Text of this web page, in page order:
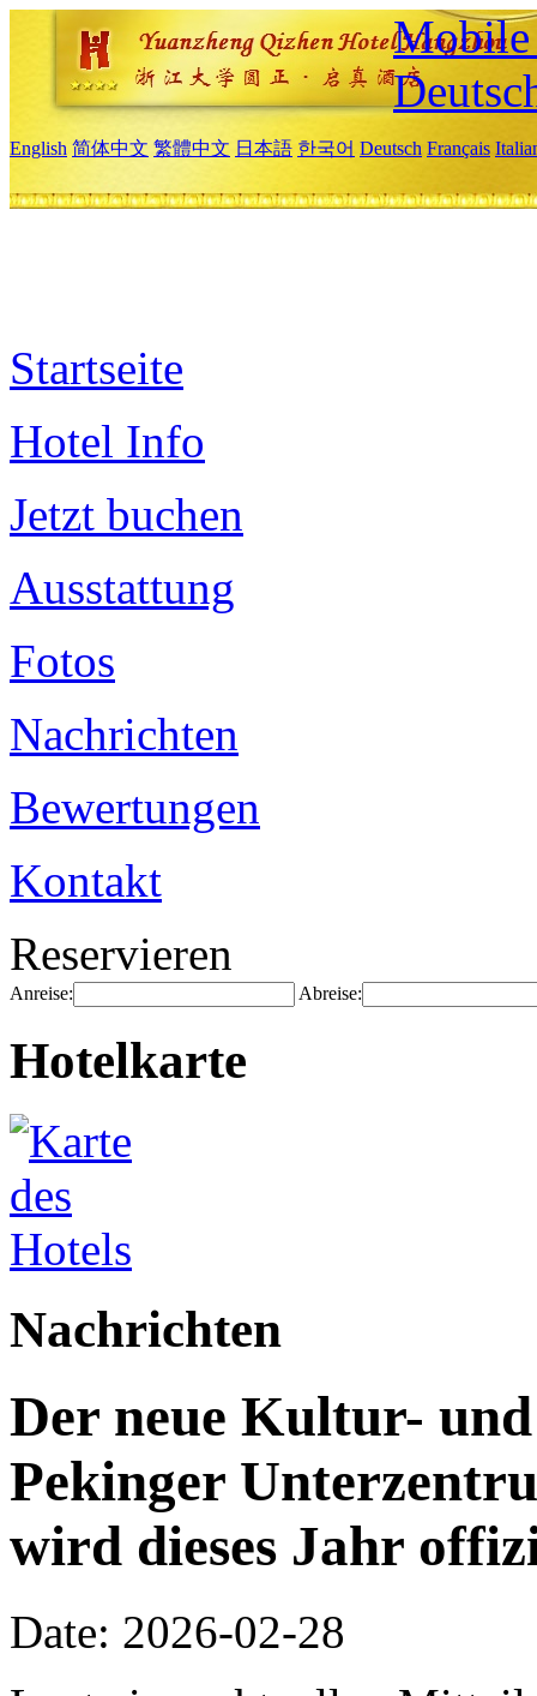
Mobile
English 简体中文 繁體中文 日本語 한국어 Deutsch Français
Startseite
Hotel Info
Jetzt buchen
Ausstattung
Fotos
Nachrichten
Bewertungen
Kontakt
Reservieren
Anreise: Abreise:
Hotelkarte
Nachrichten
Der neue Kultur-
Pekinger
wird dieses Jahr
Date: 2026-02-28